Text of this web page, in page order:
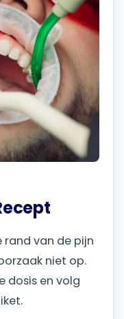
rand van de pijn
niet op.
dosis en volg